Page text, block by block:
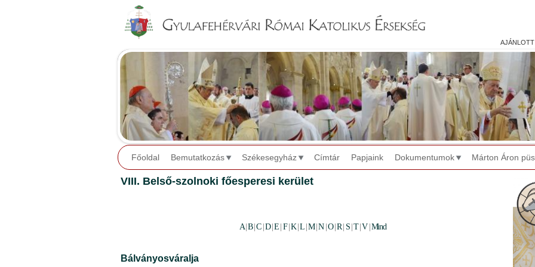
ajánlott
Főoldal Bemutatkozás Székesegyház Címtár Papjaink Dokumentumok Márton Áron
VIII. Belső-szolnoki főesperesi kerület
A| B |C D |E F |K |L M |N O |R S |T |V Mind
Bálványosváralja